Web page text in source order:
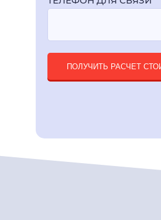
ПОЛУЧИТЬ РАСЧЕТ